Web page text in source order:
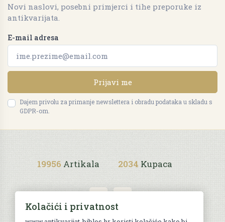
Novi naslovi, posebni primjerci i tihe preporuke iz
antikvarijata.
E-mail adresa
Prijavi me
Dajem privolu za primanje newslettera i obradu podataka u skladu s
GDPR-om.
19956 Artikala 2034 Kupaca
Kolačići i privatnost